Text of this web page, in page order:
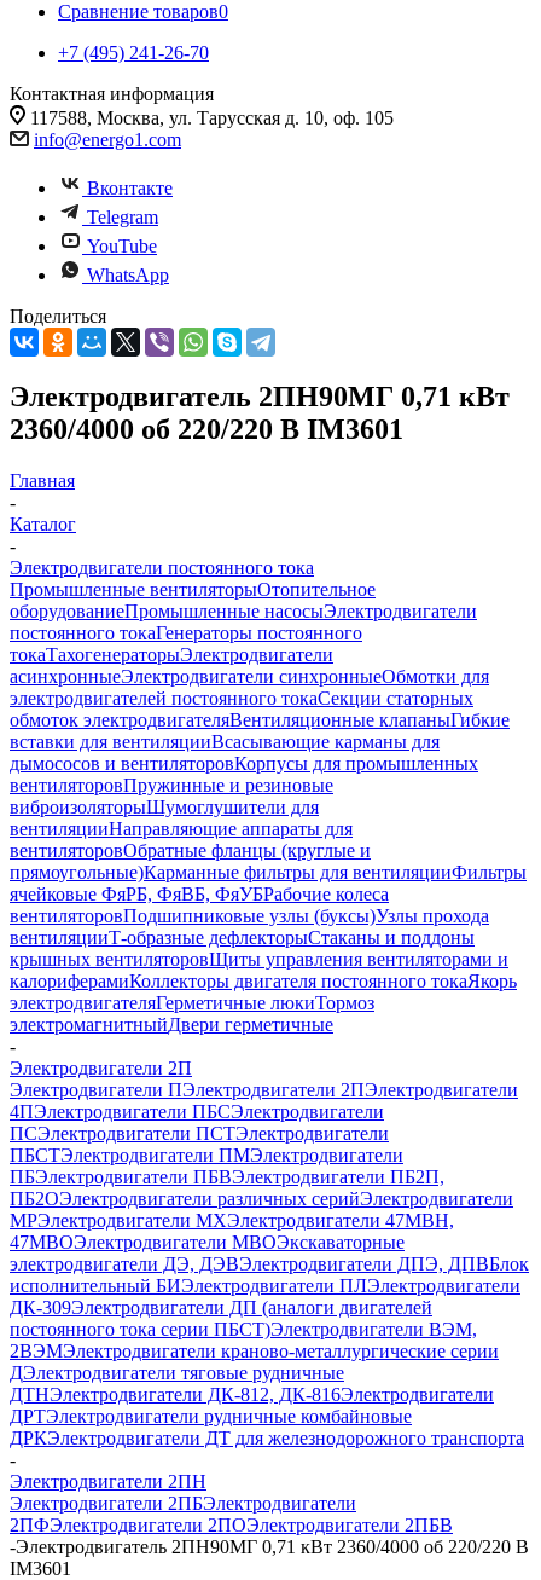
Сравнение товаров0
+7 (495) 241-26-70
Контактная информация
117588, Москва, ул. Тарусская д. 10, оф. 105
info@energo1.com
Вконтакте
Telegram
YouTube
WhatsApp
Поделиться
Электродвигатель 2ПН90МГ 0,71 кВт
2360/4000 об 220/220 В IM3601
Главная
-
Каталог
-
Электродвигатели постоянного тока
Промышленные вентиляторыОтопительное
оборудованиеПромышленные насосыЭлектродвигатели
постоянного токаГенераторы постоянного
токаТахогенераторыЭлектродвигатели
асинхронныеЭлектродвигатели синхронныеОбмотки для
электродвигателей постоянного токаСекции статорных
обмоток электродвигателяВентиляционные клапаныГибкие
вставки для вентиляцииВсасывающие карманы для
дымососов и вентиляторовКорпусы для промышленных
вентиляторовПружинные и резиновые
виброизоляторыШумоглушители для
вентиляцииНаправляющие аппараты для
вентиляторовОбратные фланцы (круглые и
прямоугольные)Карманные фильтры для вентиляцииФильтры
ячейковые ФяРБ, ФяВБ, ФяУБРабочие колеса
вентиляторовПодшипниковые узлы (буксы)Узлы прохода
вентиляцииТ-образные дефлекторыСтаканы и поддоны
крышных вентиляторовЩиты управления вентиляторами и
калориферамиКоллекторы двигателя постоянного токаЯкорь
электродвигателяГерметичные люкиТормоз
электромагнитныйДвери герметичные
-
Электродвигатели 2П
Электродвигатели ПЭлектродвигатели 2ПЭлектродвигатели
4ПЭлектродвигатели ПБСЭлектродвигатели
ПСЭлектродвигатели ПСТЭлектродвигатели
ПБСТЭлектродвигатели ПМЭлектродвигатели
ПБЭлектродвигатели ПБВЭлектродвигатели ПБ2П,
ПБ2ОЭлектродвигатели различных серийЭлектродвигатели
МРЭлектродвигатели MXЭлектродвигатели 47MBH,
47МВОЭлектродвигатели MBOЭкскаваторные
электродвигатели ДЭ, ДЭВЭлектродвигатели ДПЭ, ДПВБлок
исполнительный БИЭлектродвигатели ПЛЭлектродвигатели
ДК-309Электродвигатели ДП (аналоги двигателей
постоянного тока серии ПБСТ)Электродвигатели ВЭМ,
2ВЭМЭлектродвигатели краново-металлургические серии
ДЭлектродвигатели тяговые рудничные
ДТНЭлектродвигатели ДК-812, ДК-816Электродвигатели
ДРТЭлектродвигатели рудничные комбайновые
ДРКЭлектродвигатели ДТ для железнодорожного транспорта
-
Электродвигатели 2ПН
Электродвигатели 2ПБЭлектродвигатели
2ПФЭлектродвигатели 2ПОЭлектродвигатели 2ПБВ
-Электродвигатель 2ПН90МГ 0,71 кВт 2360/4000 об 220/220 В
IM3601